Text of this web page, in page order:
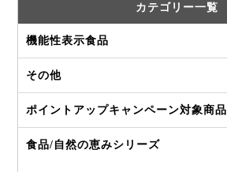
カテゴリー一覧
機能性表示食品
その他
ポイントアップキャンペーン対象商品
食品/自然の恵みシリーズ